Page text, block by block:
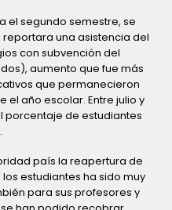
el segundo semestre, se
una asistencia del
con subvención del
aumento que fue más
que permanecieron
año escolar. Entre julio y
porcentaje de estudiantes
país la reapertura de
estudiantes ha sido muy
para sus profesores y